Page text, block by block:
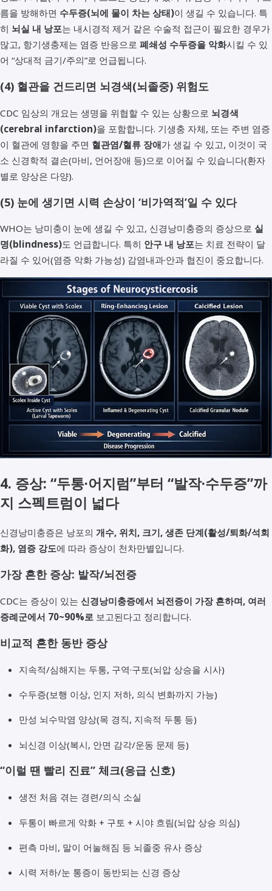
름을 방해하면 수두증(뇌에 물이 차는 상태)이 생길 수 있습니다. 특
히 뇌실 내 낭포는 내시경적 제거 같은 수술적 접근이 필요한 경우가
많고, 항기생충제는 염증 반응으로 폐쇄성 수두증을 악화시킬 수 있
어 “상대적 금기/주의”로 언급됩니다.
(4) 혈관을 건드리면 뇌경색(뇌졸중) 위험도
CDC 임상의 개요는 생명을 위협할 수 있는 상황으로 뇌경색
(cerebral infarction)을 포함합니다. 기생충 자체, 또는 주변 염증
이 혈관에 영향을 주면 혈관염/혈류 장애가 생길 수 있고, 이것이 국
소 신경학적 결손(마비, 언어장애 등)으로 이어질 수 있습니다(환자
별로 양상은 다양).
(5) 눈에 생기면 시력 손상이 ‘비가역적’일 수 있다
WHO는 낭미충이 눈에 생길 수 있고, 신경낭미충증의 증상으로 실
명(blindness)도 언급합니다. 특히 안구 내 낭포는 치료 전략이 달
라질 수 있어(염증 악화 가능성) 감염내과·안과 협진이 중요합니다.
4. 증상: “두통·어지럼”부터 “발작·수두증”까
지 스펙트럼이 넓다
신경낭미충증은 낭포의 개수, 위치, 크기, 생존 단계(활성/퇴화/석회
화), 염증 강도에 따라 증상이 천차만별입니다.
가장 흔한 증상: 발작/뇌전증
CDC는 증상이 있는 신경낭미충증에서 뇌전증이 가장 흔하며, 여러
증례군에서 70~90%로 보고된다고 정리합니다.
비교적 흔한 동반 증상
지속적/심해지는 두통, 구역·구토(뇌압 상승을 시사)
수두증(보행 이상, 인지 저하, 의식 변화까지 가능)
만성 뇌수막염 양상(목 경직, 지속적 두통 등)
뇌신경 이상(복시, 안면 감각/운동 문제 등)
“이럴 땐 빨리 진료” 체크(응급 신호)
생전 처음 겪는 경련/의식 소실
두통이 빠르게 악화 + 구토 + 시야 흐림(뇌압 상승 의심)
편측 마비, 말이 어눌해짐 등 뇌졸중 유사 증상
시력 저하/눈 통증이 동반되는 신경 증상